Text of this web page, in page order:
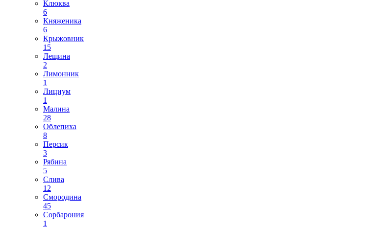
Клюква
6
Княженика
6
Крыжовник
15
Лещина
2
Лимонник
1
Лициум
1
Малина
28
Облепиха
8
Персик
3
Рябина
5
Слива
12
Смородина
45
Сорбарония
1